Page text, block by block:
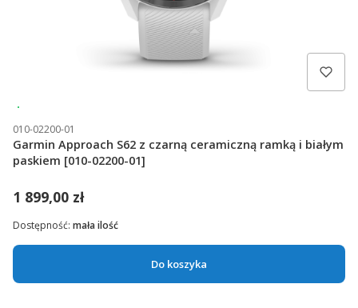
010-02200-01
Garmin Approach S62 z czarną ceramiczną ramką i białym
paskiem [010-02200-01]
1 899,00 zł
Do koszyka
Dostępność: mała ilość